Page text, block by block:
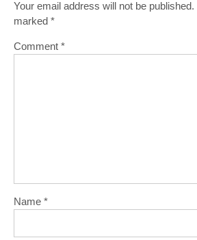
Your email address will not be published.
marked *
Comment *
Name *